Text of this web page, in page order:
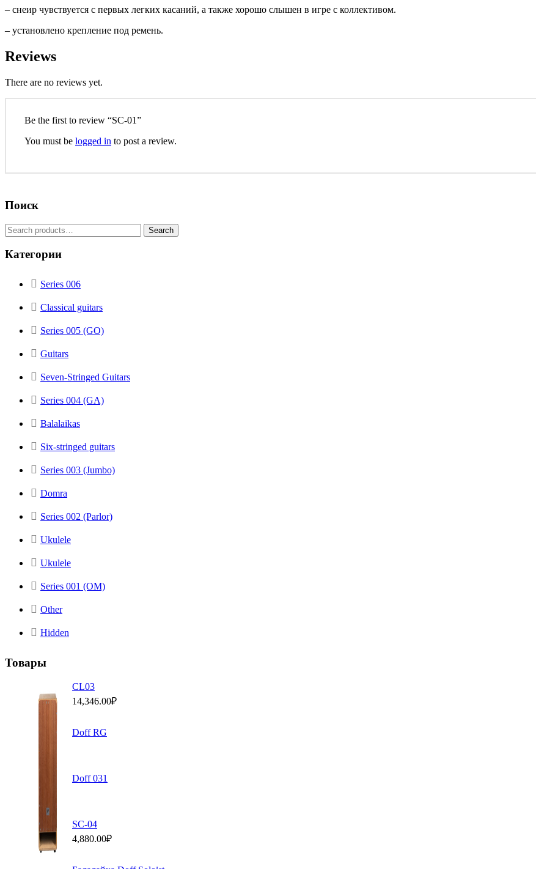
– снеир чувствуется с первых легких касаний, а также хорошо слышен в игре с коллективом.
– установлено крепление под ремень.
Reviews
There are no reviews yet.
Be the first to review “SC-01”
You must be logged in to post a review.
Поиск
Search
Категории
Series 006
Classical guitars
Series 005 (GO)
Guitars
Seven-Stringed Guitars
Series 004 (GA)
Balalaikas
Six-stringed guitars
Series 003 (Jumbo)
Domra
Series 002 (Parlor)
Ukulele
Ukulele
Series 001 (OM)
Other
Hidden
Товары
СL03
14,346.00₽
Doff RG
Doff 031
SC-04
4,880.00₽